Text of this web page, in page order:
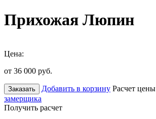
Прихожая Люпин
Цена:
от 36 000 руб.
Заказать Добавить в корзину Расчет цены
замерщика
Получить расчет